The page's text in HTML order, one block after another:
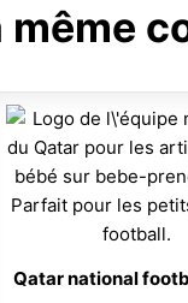
Qatar national